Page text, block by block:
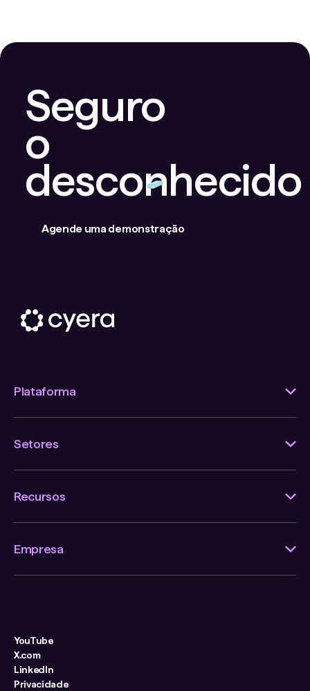
Seguro
o
desconhecido
Agende uma demonstração
Plataforma
Setores
Recursos
Empresa
YouTube
X.com
LinkedIn
Privacidade